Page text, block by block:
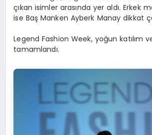
çıkan isimler arasında yer aldı. Erkek
ise Baş Manken Ayberk Manay dikkat
Legend Fashion Week, yoğun katılım
tamamlandı.